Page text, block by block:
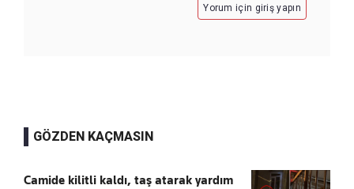
Yorum için giriş yapın
GÖZDEN KAÇMASIN
Camide kilitli kaldı, taş atarak yardım